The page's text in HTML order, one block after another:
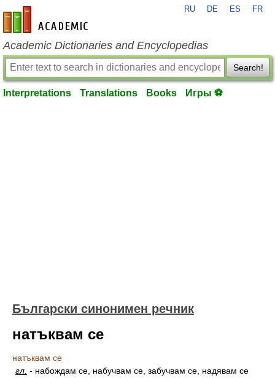
en-academic.com
RU DE ES FR
Academic Dictionaries and Encyclopedias
Search!
Interpretations Translations Books Игры ⚽
Български синонимен речник
натъквам се
натъквам се
гл. - набождам се, набучвам се, забучвам се, надявам се